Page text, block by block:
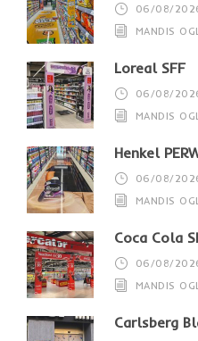
06/08/
MANDIS
Loreal SFF
06/08/
MANDIS
Henkel
06/08/
MANDIS
Coca Cola
06/08/
MANDIS
Carlsberg